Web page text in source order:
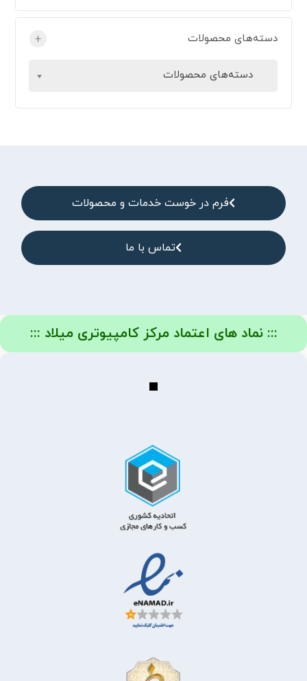
دسته‌های محصولات +
دسته‌های محصولات
فرم در خوست خدمات و محصولات
تماس با ما
::: نماد های اعتماد مرکز کامپیوتری میلاد :::